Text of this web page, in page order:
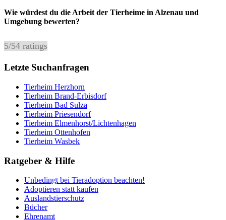
Wie würdest du die Arbeit der Tierheime in Alzenau und
Umgebung bewerten?
5/54 ratings
Letzte Suchanfragen
Tierheim Herzhorn
Tierheim Brand-Erbisdorf
Tierheim Bad Sulza
Tierheim Priesendorf
Tierheim Elmenhorst/Lichtenhagen
Tierheim Ottenhofen
Tierheim Wasbek
Ratgeber & Hilfe
Unbedingt bei Tieradoption beachten!
Adoptieren statt kaufen
Auslandstierschutz
Bücher
Ehrenamt